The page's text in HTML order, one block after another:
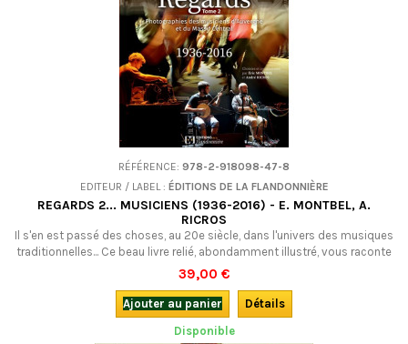
RÉFÉRENCE: 978-2-918098-47-8
EDITEUR / LABEL : ÉDITIONS DE LA FLANDONNIÈRE
REGARDS 2... MUSICIENS (1936-2016) - E. MONTBEL, A.
RICROS
Il s'en est passé des choses, au 20e siècle, dans l'univers des musiques
traditionnelles... Ce beau livre relié, abondamment illustré, vous raconte
l'histoire récente des musiques traditionnelles du Massif central, de la
naissance des groupes folkloriques aux groupes musicaux
d'aujourd'hui, et c'est bien plus qu'un simple album de photographies....
39,00 €
Ajouter au panier
Détails
Disponible